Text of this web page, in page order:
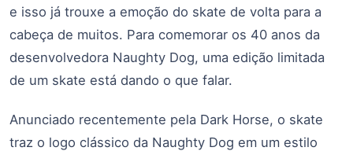
e isso já trouxe a emoção do skate de volta para a
cabeça de muitos. Para comemorar os 40 anos da
desenvolvedora Naughty Dog, uma edição limitada
de um skate está dando o que falar.
Anunciado recentemente pela Dark Horse, o skate
traz o logo clássico da Naughty Dog em um estilo